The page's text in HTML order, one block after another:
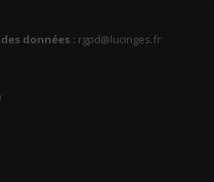
données : rgpd@lucinges.fr